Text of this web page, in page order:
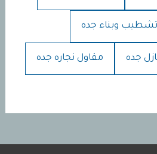
وبناء جده
جده مقاول نجاره جده